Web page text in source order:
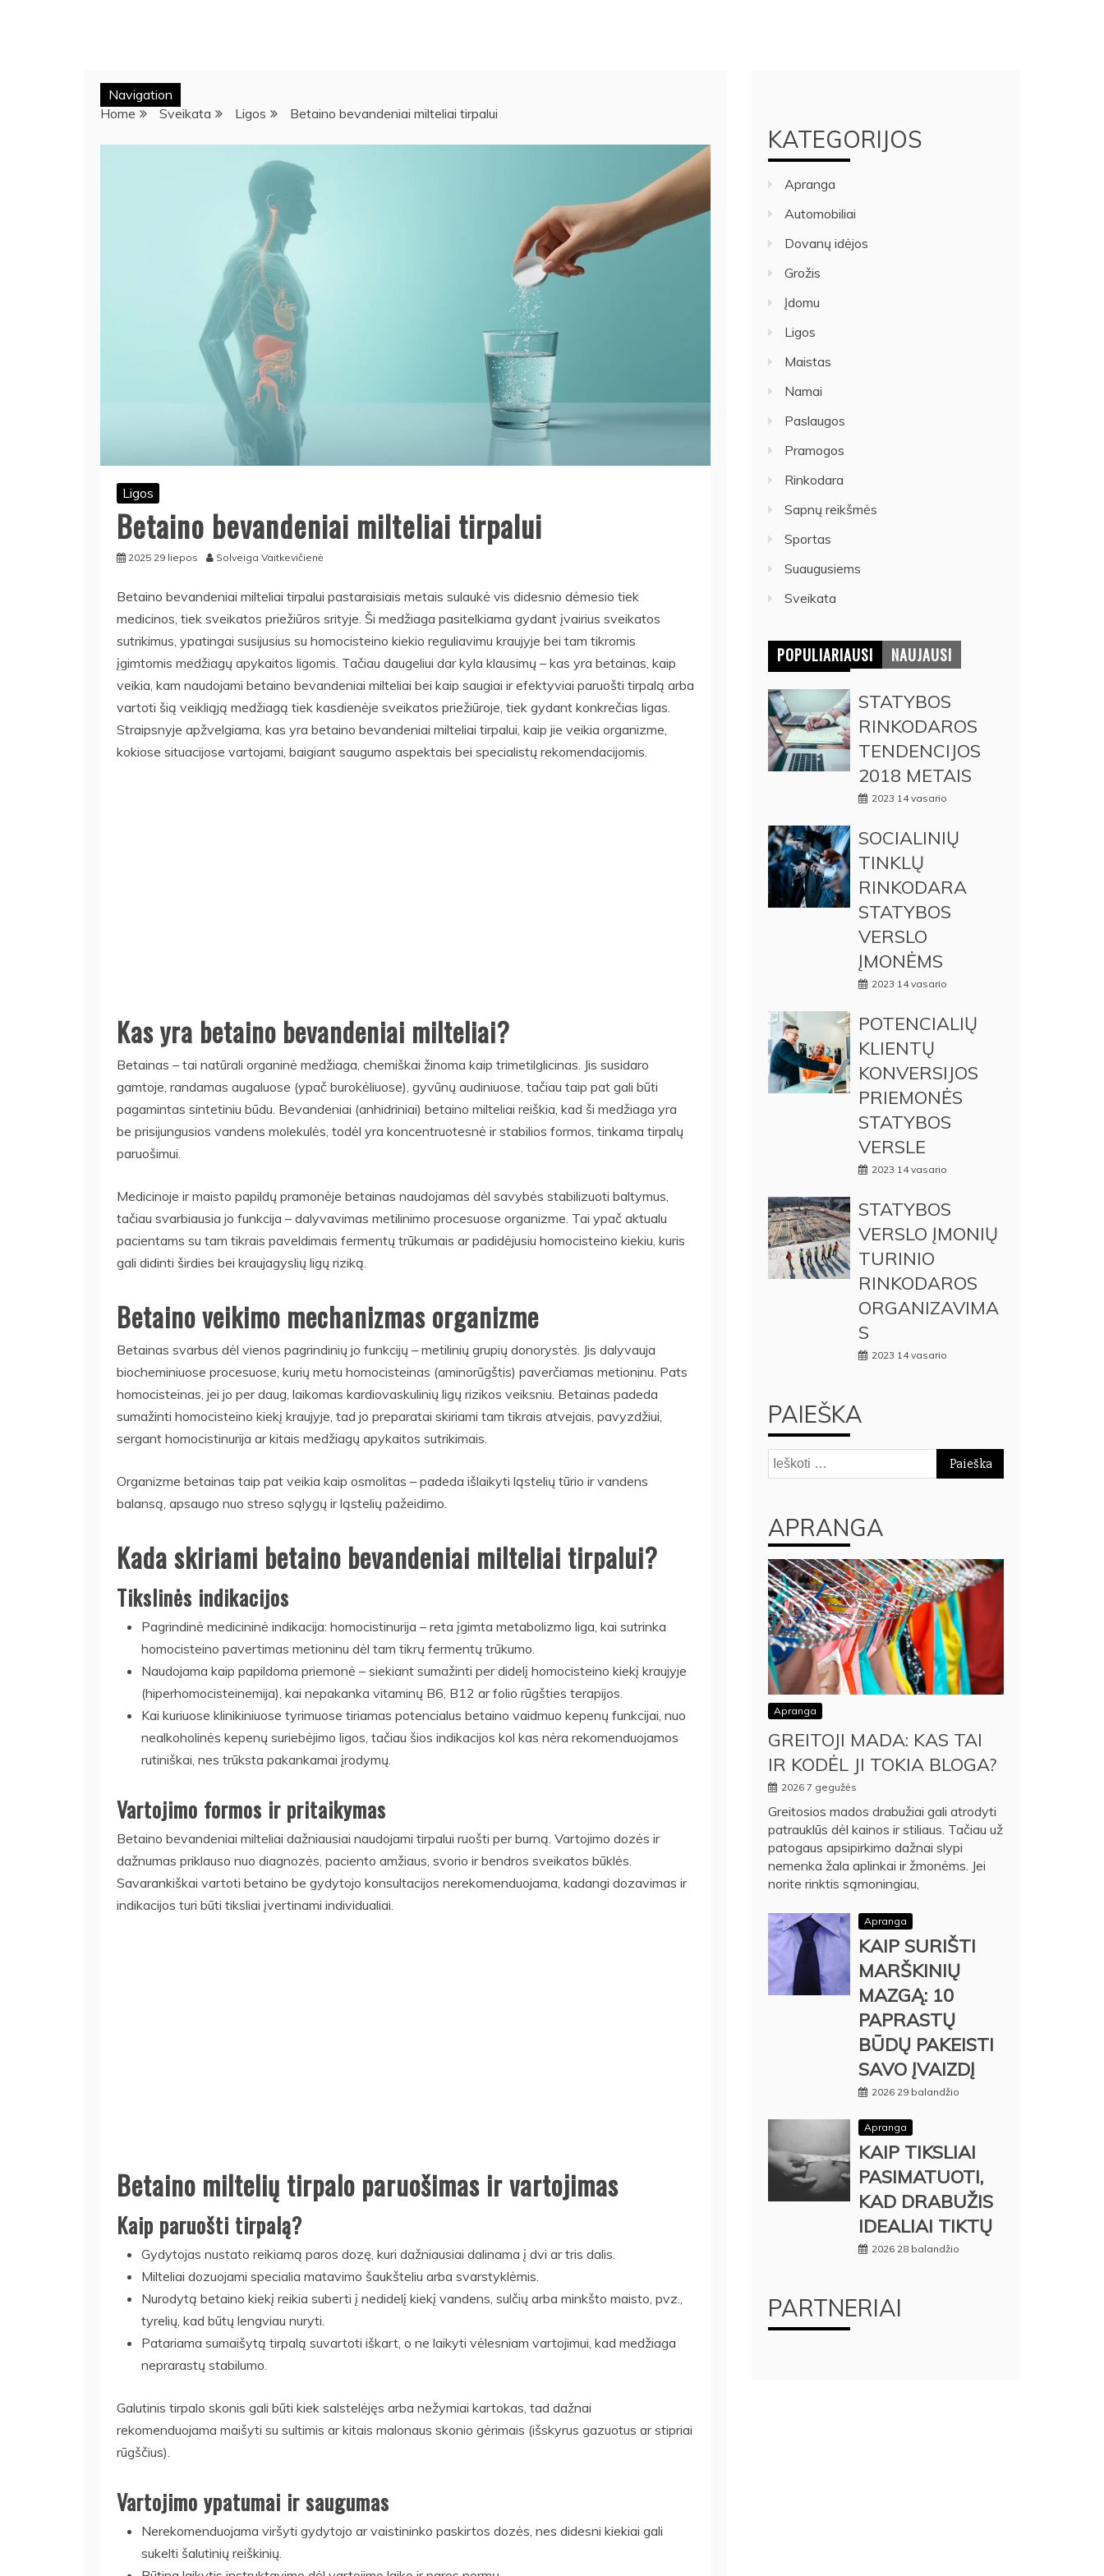
Navigation
Home
Sveikata Ligos Betaino bevandeniai milteliai tirpalui
Ligos
Betaino bevandeniai milteliai tirpalui
2025 29 liepos Solveiga Vaitkevičienė
Betaino bevandeniai milteliai tirpalui pastaraisiais metais sulaukė vis didesnio dėmesio tiek
medicinos, tiek sveikatos priežiūros srityje. Ši medžiaga pasitelkiama gydant įvairius sveikatos
sutrikimus, ypatingai susijusius su homocisteino kiekio reguliavimu kraujyje bei tam tikromis
įgimtomis medžiagų apykaitos ligomis. Tačiau daugeliui dar kyla klausimų – kas yra betainas, kaip
veikia, kam naudojami betaino bevandeniai milteliai bei kaip saugiai ir efektyviai paruošti tirpalą arba
vartoti šią veikliąją medžiagą tiek kasdienėje sveikatos priežiūroje, tiek gydant konkrečias ligas.
Straipsnyje apžvelgiama, kas yra betaino bevandeniai milteliai tirpalui, kaip jie veikia organizme,
kokiose situacijose vartojami, baigiant saugumo aspektais bei specialistų rekomendacijomis.
Kas yra betaino bevandeniai milteliai?
Betainas – tai natūrali organinė medžiaga, chemiškai žinoma kaip trimetilglicinas. Jis susidaro
gamtoje, randamas augaluose (ypač burokėliuose), gyvūnų audiniuose, tačiau taip pat gali būti
pagamintas sintetiniu būdu. Bevandeniai (anhidriniai) betaino milteliai reiškia, kad ši medžiaga yra
be prisijungusios vandens molekulės, todėl yra koncentruotesnė ir stabilios formos, tinkama tirpalų
paruošimui.
Medicinoje ir maisto papildų pramonėje betainas naudojamas dėl savybės stabilizuoti baltymus,
tačiau svarbiausia jo funkcija – dalyvavimas metilinimo procesuose organizme. Tai ypač aktualu
pacientams su tam tikrais paveldimais fermentų trūkumais ar padidėjusiu homocisteino kiekiu, kuris
gali didinti širdies bei kraujagyslių ligų riziką.
Betaino veikimo mechanizmas organizme
Betainas svarbus dėl vienos pagrindinių jo funkcijų – metilinių grupių donorystės. Jis dalyvauja
biocheminiuose procesuose, kurių metu homocisteinas (aminorūgštis) paverčiamas metioninu. Pats
homocisteinas, jei jo per daug, laikomas kardiovaskulinių ligų rizikos veiksniu. Betainas padeda
sumažinti homocisteino kiekį kraujyje, tad jo preparatai skiriami tam tikrais atvejais, pavyzdžiui,
sergant homocistinurija ar kitais medžiagų apykaitos sutrikimais.
Organizme betainas taip pat veikia kaip osmolitas – padeda išlaikyti ląstelių tūrio ir vandens
balansą, apsaugo nuo streso sąlygų ir ląstelių pažeidimo.
Kada skiriami betaino bevandeniai milteliai tirpalui?
Tikslinės indikacijos
Pagrindinė medicininė indikacija: homocistinurija – reta įgimta metabolizmo liga, kai sutrinka
homocisteino pavertimas metioninu dėl tam tikrų fermentų trūkumo.
Naudojama kaip papildoma priemonė – siekiant sumažinti per didelį homocisteino kiekį kraujyje
(hiperhomocisteinemija), kai nepakanka vitaminų B6, B12 ar folio rūgšties terapijos.
Kai kuriuose klinikiniuose tyrimuose tiriamas potencialus betaino vaidmuo kepenų funkcijai, nuo
nealkoholinės kepenų suriebėjimo ligos, tačiau šios indikacijos kol kas nėra rekomenduojamos
rutiniškai, nes trūksta pakankamai įrodymų.
Vartojimo formos ir pritaikymas
Betaino bevandeniai milteliai dažniausiai naudojami tirpalui ruošti per burną. Vartojimo dozės ir
dažnumas priklauso nuo diagnozės, paciento amžiaus, svorio ir bendros sveikatos būklės.
Savarankiškai vartoti betaino be gydytojo konsultacijos nerekomenduojama, kadangi dozavimas ir
indikacijos turi būti tiksliai įvertinami individualiai.
Betaino miltelių tirpalo paruošimas ir vartojimas
Kaip paruošti tirpalą?
Gydytojas nustato reikiamą paros dozę, kuri dažniausiai dalinama į dvi ar tris dalis.
Milteliai dozuojami specialia matavimo šaukšteliu arba svarstyklėmis.
Nurodytą betaino kiekį reikia suberti į nedidelį kiekį vandens, sulčių arba minkšto maisto, pvz.,
tyrelių, kad būtų lengviau nuryti.
Patariama sumaišytą tirpalą suvartoti iškart, o ne laikyti vėlesniam vartojimui, kad medžiaga
neprarastų stabilumo.
Galutinis tirpalo skonis gali būti kiek salstelėjęs arba nežymiai kartokas, tad dažnai
rekomenduojama maišyti su sultimis ar kitais malonaus skonio gėrimais (išskyrus gazuotus ar stipriai
rūgščius).
Vartojimo ypatumai ir saugumas
Nerekomenduojama viršyti gydytojo ar vaistininko paskirtos dozės, nes didesni kiekiai gali
sukelti šalutinių reiškinių.
KATEGORIJOS
Apranga
Automobiliai
Dovanų idėjos
Grožis
Įdomu
Ligos
Maistas
Namai
Paslaugos
Pramogos
Rinkodara
Sapnų reikšmės
Sportas
Suaugusiems
Sveikata
POPULIARIAUSI NAUJAUSI
STATYBOS
RINKODAROS
TENDENCIJOS
2018 METAIS
2023 14 vasario
SOCIALINIŲ
TINKLŲ
RINKODARA
STATYBOS
VERSLO
ĮMONĖMS
2023 14 vasario
POTENCIALIŲ
KLIENTŲ
KONVERSIJOS
PRIEMONĖS
STATYBOS
VERSLE
2023 14 vasario
STATYBOS
VERSLO ĮMONIŲ
TURINIO
RINKODAROS
ORGANIZAVIMA
S
2023 14 vasario
PAIEŠKA
Ieškoti:
APRANGA
Apranga
GREITOJI MADA: KAS TAI
IR KODĖL JI TOKIA BLOGA?
2026 7 gegužės
Greitosios mados drabužiai gali atrodyti
patrauklūs dėl kainos ir stiliaus. Tačiau už
patogaus apsipirkimo dažnai slypi
nemenka žala aplinkai ir žmonėms. Jei
norite rinktis sąmoningiau,
Apranga
KAIP SURIŠTI
MARŠKINIŲ
MAZGĄ: 10
PAPRASTŲ
BŪDŲ PAKEISTI
SAVO ĮVAIZDĮ
2026 29 balandžio
Apranga
KAIP TIKSLIAI
PASIMATUOTI,
KAD DRABUŽIS
IDEALIAI TIKTŲ
2026 28 balandžio
PARTNERIAI